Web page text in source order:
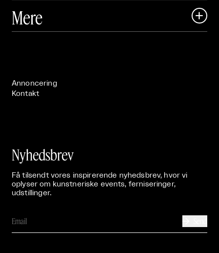
 Art Matter Festival
Mere 
Annoncering
Kontakt
Nyhedsbrev
Få tilsendt vores inspirerende nyhedsbrev, hvor vi
oplyser om kunstneriske events, ferniseringer,
udstillinger.